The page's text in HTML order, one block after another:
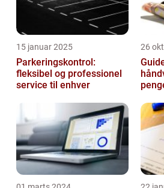
15 januar 2025
Parkeringskontrol:
fleksibel og professionel
service til enhver
26